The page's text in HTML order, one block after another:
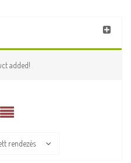
added!
rendezés